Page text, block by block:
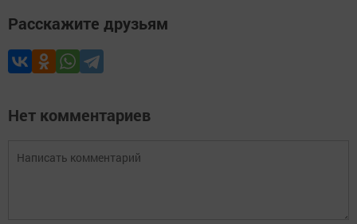
Расскажите друзьям
Нет комментариев